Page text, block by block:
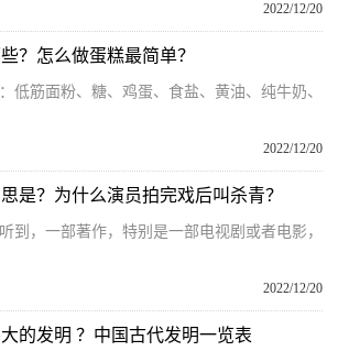
2022/12/20
？怎么做蛋糕最简单？
低筋面粉、糖、鸡蛋、食盐、黄油、纯牛奶、
2022/12/20
是？为什么演员拍完戏后叫杀青？
到，一部著作，特别是一部电视剧或者电影，
2022/12/20
的发明 ？中国古代发明一览表